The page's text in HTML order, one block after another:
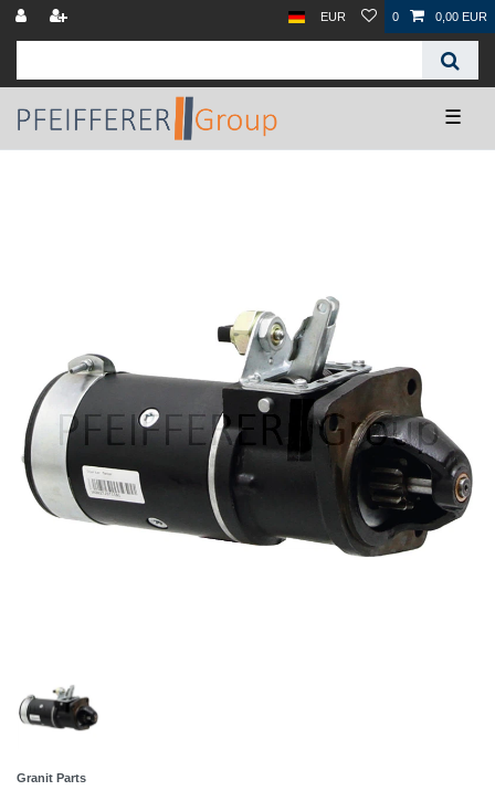
EUR 0 0,00 EUR
☰
Granit Parts